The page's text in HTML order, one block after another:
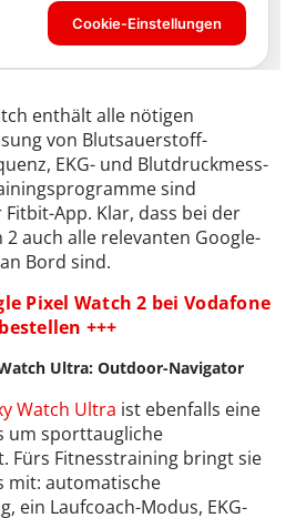
enthält alle nötigen
von Blutsauerstoff-
EKG- und Blutdruckmess-
sind
App. Klar, dass bei der
2 auch alle relevanten Google-
Bord sind.
Pixel Watch 2 bei Vodafone
bestellen +++
Ultra: Outdoor-Navigator
Watch Ultra ist ebenfalls eine
um sporttaugliche
Fürs Fitnesstraining bringt sie
mit: automatische
ein Laufcoach-Modus, EKG-